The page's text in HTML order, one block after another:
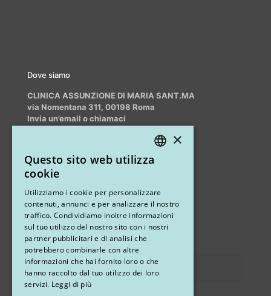
Dove siamo
CLINICA ASSUNZIONE DI MARIA SANT.MA
via Nomentana 311, 00198 Roma
Invia un’email o chiamaci
Altri studi
STUDIO MARIANETTI MED
via Sandro Pertini 26, 67051 Avezzano (AQ)
×
Questo sito web utilizza
cookie
Utilizziamo i cookie per personalizzare
contenuti, annunci e per analizzare il nostro
traffico. Condividiamo inoltre informazioni
sul tuo utilizzo del nostro sito con i nostri
partner pubblicitari e di analisi che
potrebbero combinarle con altre
informazioni che hai fornito loro o che
hanno raccolto dal tuo utilizzo dei loro
servizi. Leggi di più